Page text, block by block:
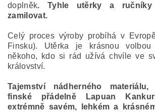
doplněk. Tyhle utěrky a
zamilovat.
Celý proces výroby probíhá v
Finsku). Utěrka je krásnou volbou
někoho, kdo si rád užívá chvíle ve
království.
Tajemství nádherného
finské přádelně Lapuan
extrémně savém, lehkém a